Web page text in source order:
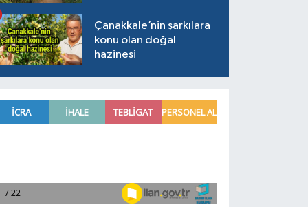
Çanakkale’nin şarkılara
konu olan doğal
hazinesi